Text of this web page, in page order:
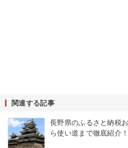
関連する記事
長野県のふるさと納税
ら使い道まで徹底紹介！